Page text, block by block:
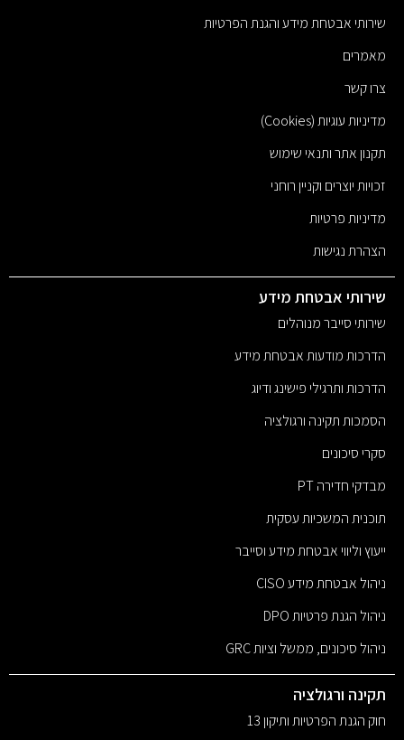
שירותי אבטחת מידע והגנת הפרטיות
מאמרים
צרו קשר
מדיניות עוגיות (Cookies)
תקנון אתר ותנאי שימוש
זכויות יוצרים וקניין רוחני
מדיניות פרטיות
הצהרת נגישות
שירותי אבטחת מידע
שירותי סייבר מנוהלים
הדרכות מודעות אבטחת מידע
הדרכות ותרגילי פישינג ודיוג
הסמכות תקינה ורגולציה
סקרי סיכונים
מבדקי חדירה PT
תוכנית המשכיות עסקית
ייעוץ וליווי אבטחת מידע וסייבר
ניהול אבטחת מידע CISO
ניהול הגנת פרטיות DPO
ניהול סיכונים, ממשל וציות GRC
תקינה ורגולציה
חוק הגנת הפרטיות ותיקון 13